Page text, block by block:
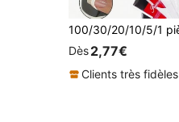
Dès2,77€
Clients très fidèles